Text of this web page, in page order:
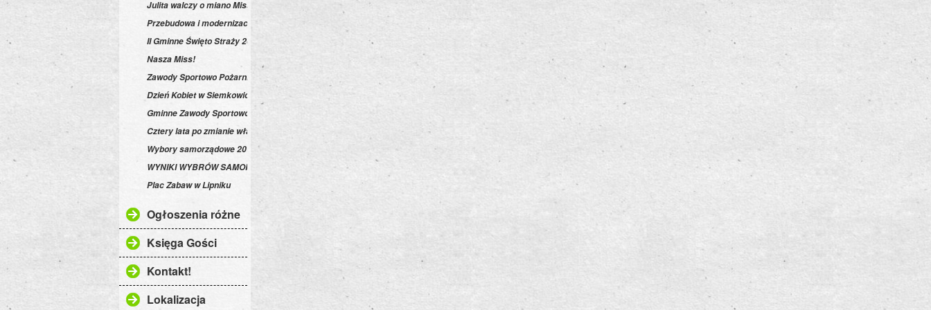
Julita walczy o miano Miss Polka 2012!
Przebudowa i modernizacja drogi na "pod bór"
II Gminne Święto Straży 2013
Nasza Miss!
Zawody Sportowo Pożarnicze w Gminie Siemkowice A.D. 2013
Dzień Kobiet w Siemkowicach
Gminne Zawody Sportowo-Pożarnicze 2014
Cztery lata po zmianie władzy...
Wybory samorządowe 2014
WYNIKI WYBRÓW SAMORZĄDOWYCH!
Plac Zabaw w Lipniku
Ogłoszenia różne
Księga Gości
Kontakt!
Lokalizacja